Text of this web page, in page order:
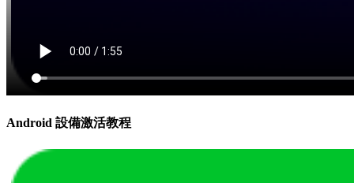
Android 設備激活教程